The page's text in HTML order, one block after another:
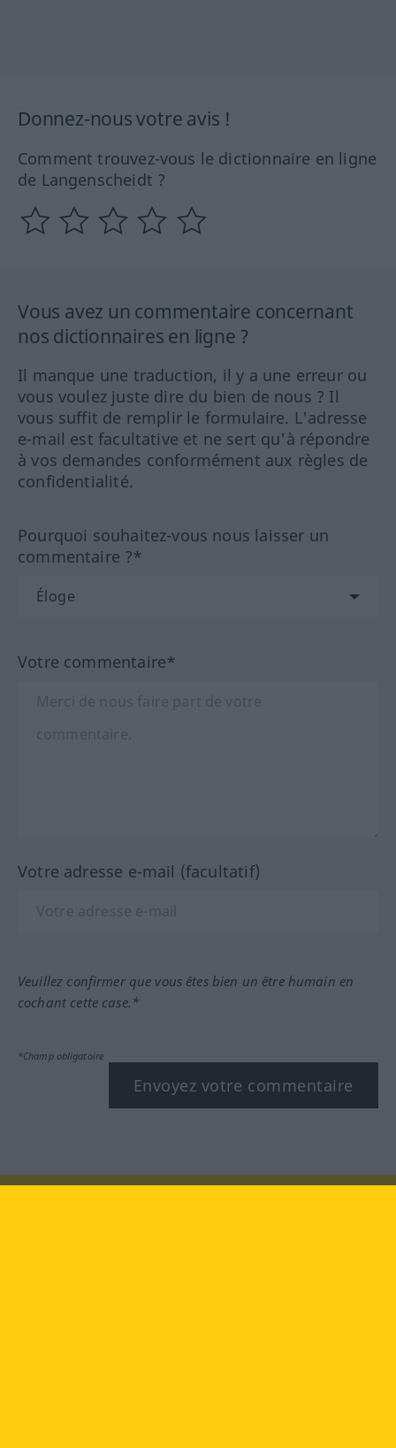
Donnez-nous votre avis !
Comment trouvez-vous le dictionnaire en ligne
de Langenscheidt ?
Vous avez un commentaire concernant
nos dictionnaires en ligne ?
Il manque une traduction, il y a une erreur ou
vous voulez juste dire du bien de nous ? Il
vous suffit de remplir le formulaire. L'adresse
e-mail est facultative et ne sert qu'à répondre
à vos demandes conformément aux règles de
confidentialité.
Pourquoi souhaitez-vous nous laisser un
commentaire ?*
Votre commentaire*
Votre adresse e-mail (facultatif)
Veuillez confirmer que vous êtes bien un être humain en
cochant cette case.*
*Champ obligatoire
Envoyez votre commentaire